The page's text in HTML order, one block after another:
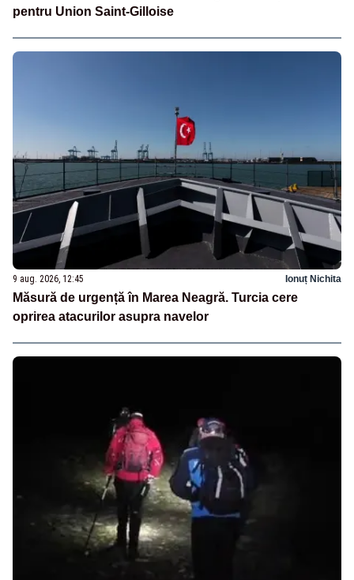
pentru Union Saint-Gilloise
9 aug. 2026, 12:45 Ionuț Nichita
Măsură de urgență în Marea Neagră. Turcia cere
oprirea atacurilor asupra navelor